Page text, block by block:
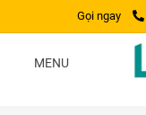
Gọi ngay
MENU